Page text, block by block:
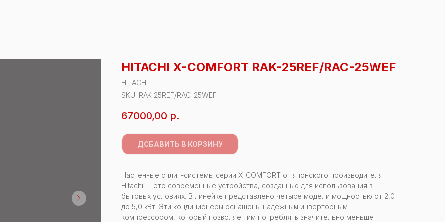
HITACHI X-COMFORT RAK-25REF/RAC-25WEF
HITACHI
SKU: RAK-25REF/RAC-25WEF
67000,00 р.
ДОБАВИТЬ В КОРЗИНУ
Настенные сплит-системы серии X-COMFORT от японского производителя
Hitachi — это современные устройства, созданные для использования в
бытовых условиях. В линейке представлено четыре модели мощностью от 2,0
до 5,0 кВт. Эти кондиционеры оснащены надёжным инверторным
компрессором, который позволяет им потреблять значительно меньше